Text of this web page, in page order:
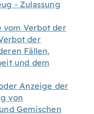
- Zulassung
vom Verbot der
der
Fällen,
und dem
Anzeige der
von
Gemischen